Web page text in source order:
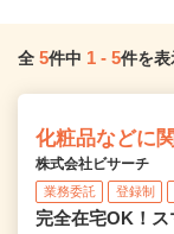
全 5件中 1 - 5件を表
化粧品などに
株式会社ビサーチ
業務委託 登録制
完全在宅OK！